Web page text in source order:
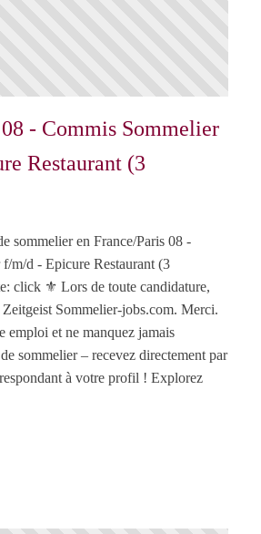
- Commis Sommelier
Restaurant (3
sommelier en France/Paris 08 -
m/d - Epicure Restaurant (3
click ⚜️ Lors de toute candidature,
Sommelier-jobs.com. Merci.
emploi et ne manquez jamais
sommelier – recevez directement par
à votre profil ! Explorez